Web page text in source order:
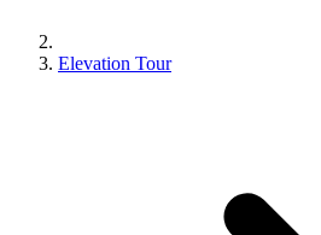
Elevation Tour